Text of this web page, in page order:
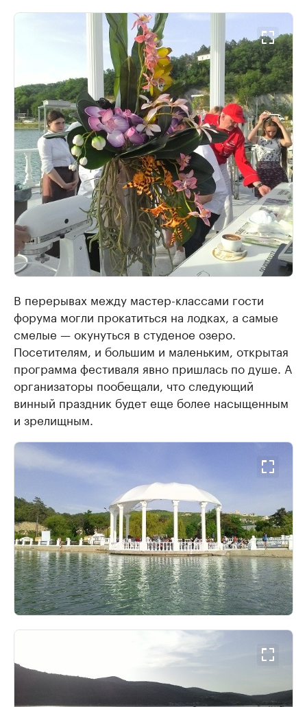
В перерывах между мастер-классами гости
форума могли прокатиться на лодках, а самые
смелые — окунуться в студеное озеро.
Посетителям, и большим и маленьким, открытая
программа фестиваля явно пришлась по душе. А
организаторы пообещали, что следующий
винный праздник будет еще более насыщенным
и зрелищным.